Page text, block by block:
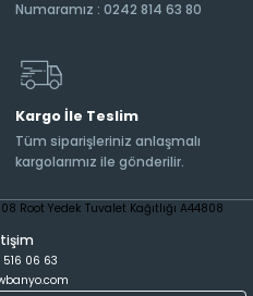
Numaramız : 0242 814 63 80
Kargo İle Teslim
Tüm siparişleriniz anlaşmalı
kargolarımız ile gönderilir.
516 06 63